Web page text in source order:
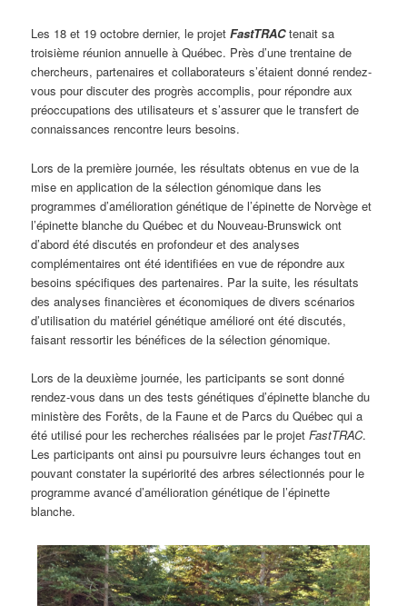
Les 18 et 19 octobre dernier, le projet FastTRACtenait sa
troisième réunion annuelle à Québec. Près d’une trentaine de
chercheurs, partenaires et collaborateurs s’étaient donné rendez-
vous pour discuter des progrès accomplis, pour répondre aux
préoccupations des utilisateurs et s’assurer que le transfert de
connaissances rencontre leurs besoins.
Lors de la première journée, les résultats obtenus en vue de la
mise en application de la sélection génomique dans les
programmes d’amélioration génétique de l’épinette de Norvège et
l’épinette blanche du Québec et du Nouveau-Brunswick ont
d’abord été discutés en profondeur et des analyses
complémentaires ont été identifiées en vue de répondre aux
besoins spécifiques des partenaires. Par la suite, les résultats
des analyses financières et économiques de divers scénarios
d’utilisation du matériel génétique amélioré ont été discutés,
faisant ressortir les bénéfices de la sélection génomique.
Lors de la deuxième journée, les participants se sont donné
rendez-vous dans un des tests génétiques d’épinette blanche du
ministère des Forêts, de la Faune et de Parcs du Québec qui a
été utilisé pour les recherches réalisées par le projetFastTRAC.
Les participants ont ainsi pu poursuivre leurs échanges tout en
pouvant constater la supériorité des arbres sélectionnés pour le
programme avancé d’amélioration génétique de l’épinette
blanche.